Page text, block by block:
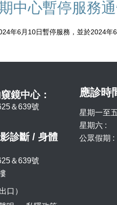
中心暫停服務
年6月10日暫停服務，並於2024年6
鏡中心：
＆639號
診斷 / 身體
＆639號
口）
應診時
星期一至
星期六 :
公眾假期 :